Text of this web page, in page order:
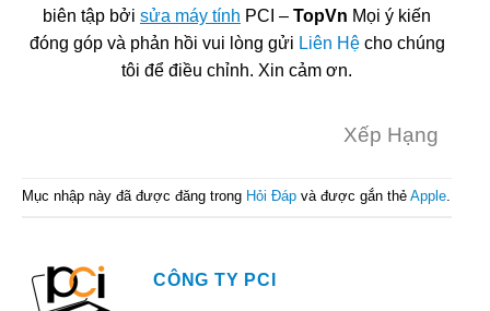
biên tập bởi sửa máy tính PCI – TopVn Mọi ý kiến
đóng góp và phản hồi vui lòng gửi Liên Hệcho chúng
tôi để điều chỉnh. Xin cảm ơn.
Xếp Hạng
Mục nhập này đã được đăng trong Hỏi Đáp và được gắn thẻ Apple.
CÔNG TY PCI